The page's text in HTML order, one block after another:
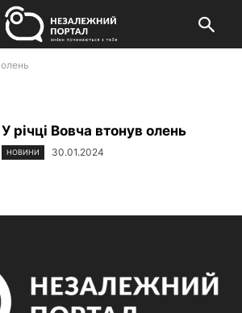
олень
У річці Вовча втонув олень
НОВИНИ 30.01.2024